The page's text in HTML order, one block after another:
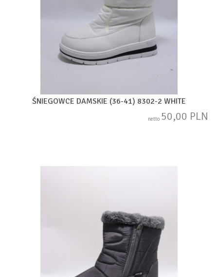
ŚNIEGOWCE DAMSKIE (36-41) 8302-2 WHITE
netto 50,00 PLN